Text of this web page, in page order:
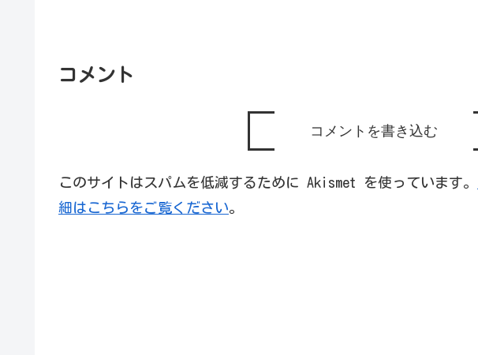
コメント
コメントを書き込む
このサイトはスパムを低減するために Akismet を使っています。
細はこちらをご覧ください。